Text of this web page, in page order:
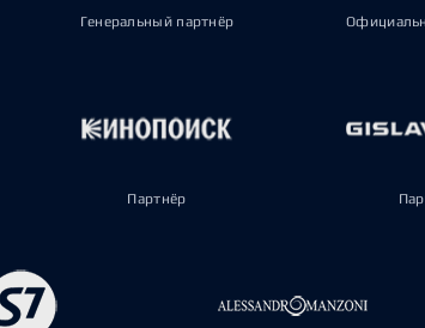
Генеральный партнёр
Партнёр